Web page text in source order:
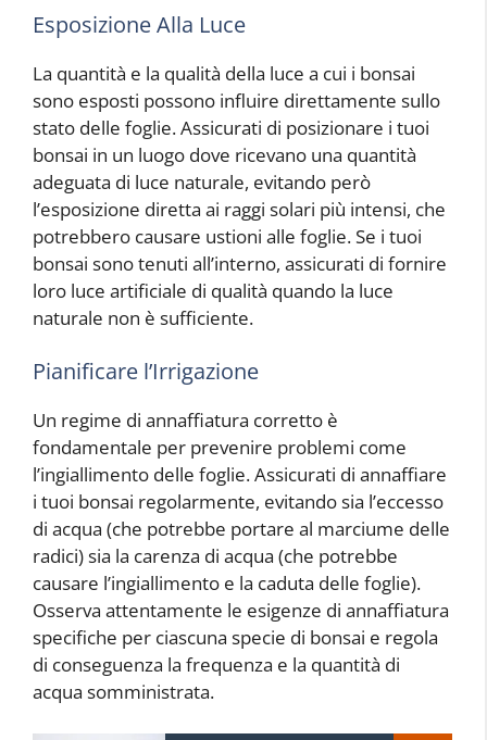
Esposizione Alla Luce
La quantità e la qualità della luce a cui i bonsai
sono esposti possono influire direttamente sullo
stato delle foglie. Assicurati di posizionare i tuoi
bonsai in un luogo dove ricevano una quantità
adeguata di luce naturale, evitando però
l’esposizione diretta ai raggi solari più intensi, che
potrebbero causare ustioni alle foglie. Se i tuoi
bonsai sono tenuti all’interno, assicurati di fornire
loro luce artificiale di qualità quando la luce
naturale non è sufficiente.
Pianificare l’Irrigazione
Un regime di annaffiatura corretto è
fondamentale per prevenire problemi come
l’ingiallimento delle foglie. Assicurati di annaffiare
i tuoi bonsai regolarmente, evitando sia l’eccesso
di acqua (che potrebbe portare al marciume delle
radici) sia la carenza di acqua (che potrebbe
causare l’ingiallimento e la caduta delle foglie).
Osserva attentamente le esigenze di annaffiatura
specifiche per ciascuna specie di bonsai e regola
di conseguenza la frequenza e la quantità di
acqua somministrata.